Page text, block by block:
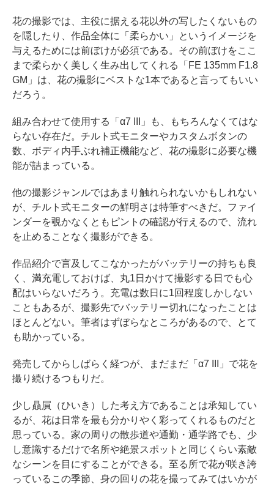
花の撮影では、主役に据える花以外の写したくないもの
を隠したり、作品全体に「柔らかい」というイメージを
与えるためには前ぼけが必須である。その前ぼけをここ
まで柔らかく美しく生み出してくれる「FE 135mm F1.8
GM」は、花の撮影にベストな1本であると言ってもいい
だろう。
組み合わせて使用する「α7 III」も、もちろんなくてはな
らない存在だ。チルト式モニターやカスタムボタンの
数、ボディ内手ぶれ補正機能など、花の撮影に必要な機
能が詰まっている。
他の撮影ジャンルではあまり触れられないかもしれない
が、チルト式モニターの鮮明さは特筆すべきだ。ファイ
ンダーを覗かなくともピントの確認が行えるので、流れ
を止めることなく撮影ができる。
作品紹介で言及してこなかったがバッテリーの持ちも良
く、満充電しておけば、丸1日かけて撮影する日でも心
配はいらないだろう。充電は数日に1回程度しかしない
こともあるが、撮影先でバッテリー切れになったことは
ほとんどない。筆者はずぼらなところがあるので、とて
も助かっている。
発売してからしばらく経つが、まだまだ「α7 III」で花を
撮り続けるつもりだ。
少し贔屓（ひいき）した考え方であることは承知してい
るが、花は日常を最も分かりやく彩ってくれるものだと
思っている。家の周りの散歩道や通勤・通学路でも、少
し意識するだけで名所や絶景スポットと同じくらい素敵
なシーンを目にすることができる。至る所で花が咲き誇
っているこの季節、身の回りの花を撮ってみてはいかが